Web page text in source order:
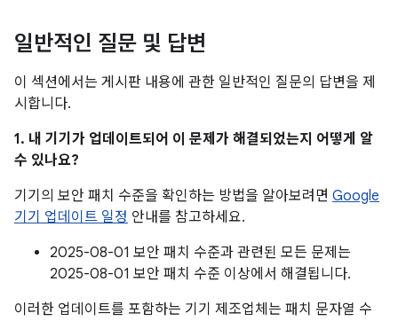
일반적인 질문 및 답변
이 섹션에서는 게시판 내용에 관한 일반적인 질문의 답변을 제
시합니다.
1. 내 기기가 업데이트되어 이 문제가 해결되었는지 어떻게 알
수 있나요?
기기의 보안 패치 수준을 확인하는 방법을 알아보려면 Google
기기 업데이트 일정 안내를 참고하세요.
2025-08-01 보안 패치 수준과 관련된 모든 문제는
2025-08-01 보안 패치 수준 이상에서 해결됩니다.
이러한 업데이트를 포함하는 기기 제조업체는 패치 문자열 수